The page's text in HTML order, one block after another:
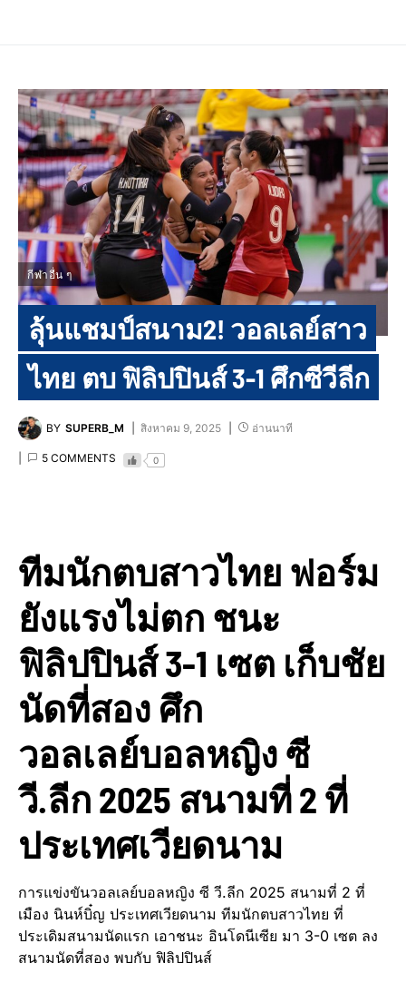
กีฬาอื่น ๆ
ลุ้นแชมป์สนาม2! วอลเลย์สาว
ไทย ตบ ฟิลิปปินส์ 3-1 ศึกซีวีลีก
BY SUPERB_M สิงหาคม 9, 2025 อ่านนาที
5 COMMENTS 0
ทีมนักตบสาวไทย ฟอร์ม
ยังแรงไม่ตก ชนะ
ฟิลิปปินส์ 3-1 เซต เก็บชัย
นัดที่สอง ศึก
วอลเลย์บอลหญิง ซี
วี.ลีก 2025 สนามที่ 2 ที่
ประเทศเวียดนาม
การแข่งขันวอลเลย์บอลหญิง ซี วี.ลีก 2025 สนามที่ 2 ที่
เมือง นินห์บิ๋ญ ประเทศเวียดนาม ทีมนักตบสาวไทย ที่
ประเดิมสนามนัดแรก เอาชนะ อินโดนีเซีย มา 3-0 เซต ลง
สนามนัดที่สอง พบกับ ฟิลิปปินส์